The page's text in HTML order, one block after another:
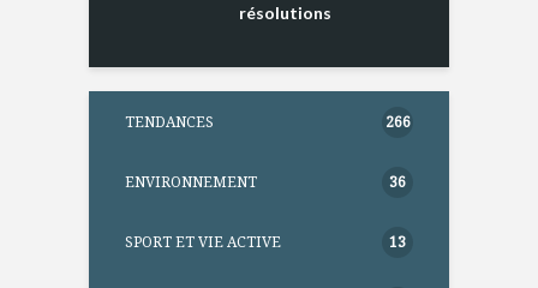
résolutions
TENDANCES 266
ENVIRONNEMENT 36
SPORT ET VIE ACTIVE 13